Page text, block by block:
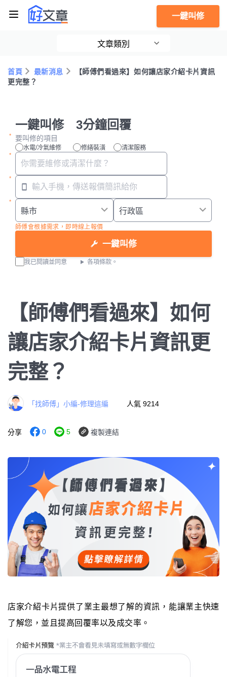
一鍵叫修
文章類別
首頁 最新消息
【師傅們看過來】如何讓店家介紹卡片資訊
更完整？
一鍵叫修 3分鐘回覆
要叫修的項目
水電/冷氣維修 修繕裝潢 清潔服務
師傅會根據需求，即時線上報價
一鍵叫修
我已閱讀並同意 各項條款。
【師傅們看過來】如何
讓店家介紹卡片資訊更
完整？
「找師傅」小編-修理這編 人氣 9214
分享 0 5 複製連結
店家介紹卡片提供了業主最想了解的資訊，能讓業主快速
了解您，並且提高回覆率以及成交率。